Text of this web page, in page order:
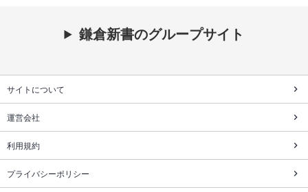
鎌倉新書のグループサイト
サイトについて
運営会社
利用規約
プライバシーポリシー